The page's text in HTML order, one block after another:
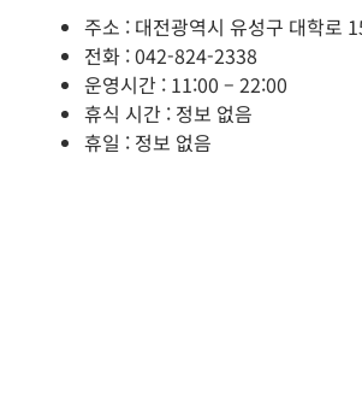
주소 : 대전광역시 유성구 대학로
전화 : 042-824-2338
운영시간 : 11:00 – 22:00
휴식 시간 : 정보 없음
휴일 : 정보 없음